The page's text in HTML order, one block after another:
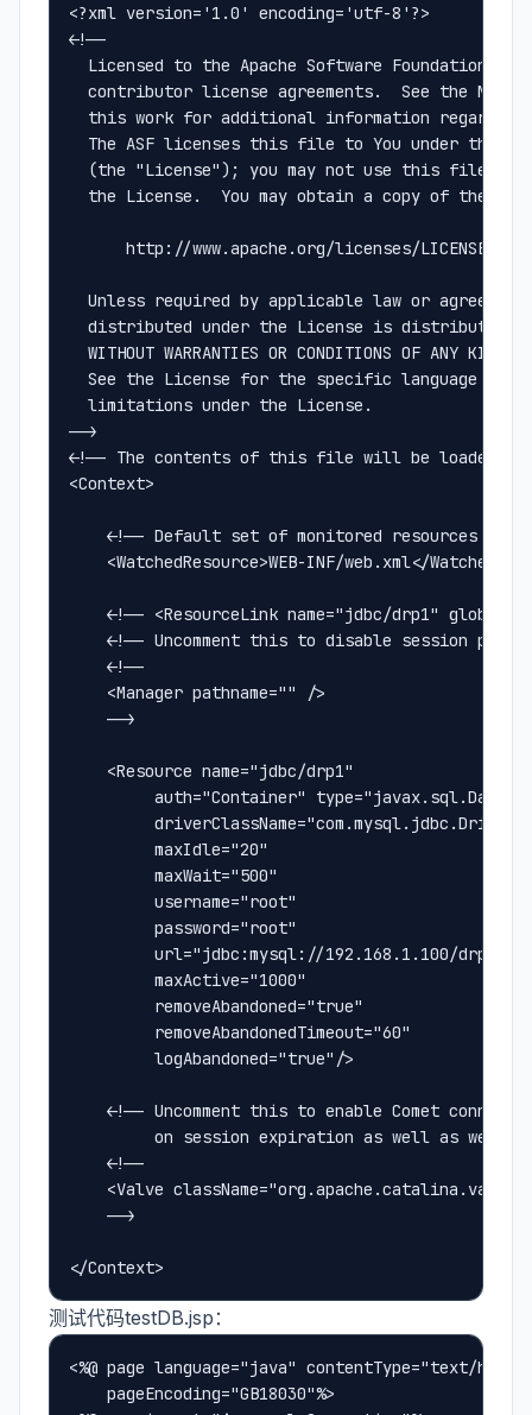
<?xml version='1.0' encoding='utf-8'?>
<!--
Licensed to the Apache Software Foundation
contributor license agreements.  See the
this work for additional information
The ASF licenses this file to You under the
(the "License"); you may not use this file
the License.  You may obtain a copy of the
      http://www.apache.org/licenses/LICENSE-2.0
Unless required by applicable law or agreed
distributed under the License is distributed
WITHOUT WARRANTIES OR CONDITIONS OF ANY KIND,
See the License for the specific language
  limitations under the License.
-->
<!-- The contents of this file will be loaded for
<Context>
    <!-- Default set of monitored resources -->
<WatchedResource>WEB-INF/web.xml</
<!-- <ResourceLink name="jdbc/drp1"
<!-- Uncomment this to disable session
    <!--
    <Manager pathname="" />
    -->
    <Resource name="jdbc/drp1"
auth="Container"
         driverClassName="com.mysql.jdbc.Driver"
         maxIdle="20"
         maxWait="500"
         username="root"
         password="root"
         url="jdbc:mysql://192.168.1.100/drp1"
         maxActive="1000"
         removeAbandoned="true"
         removeAbandonedTimeout="60"
         logAbandoned="true"/>
<!-- Uncomment this to enable Comet
on session expiration as well as webapp
    <!--
<Valve
    -->
测试代码testDB.jsp：
<%@ page language="java" contentType="text/html;
    pageEncoding="GB18030"%>